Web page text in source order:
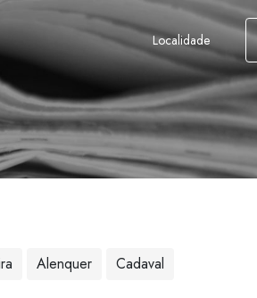
Localidade
Alenquer Cadaval